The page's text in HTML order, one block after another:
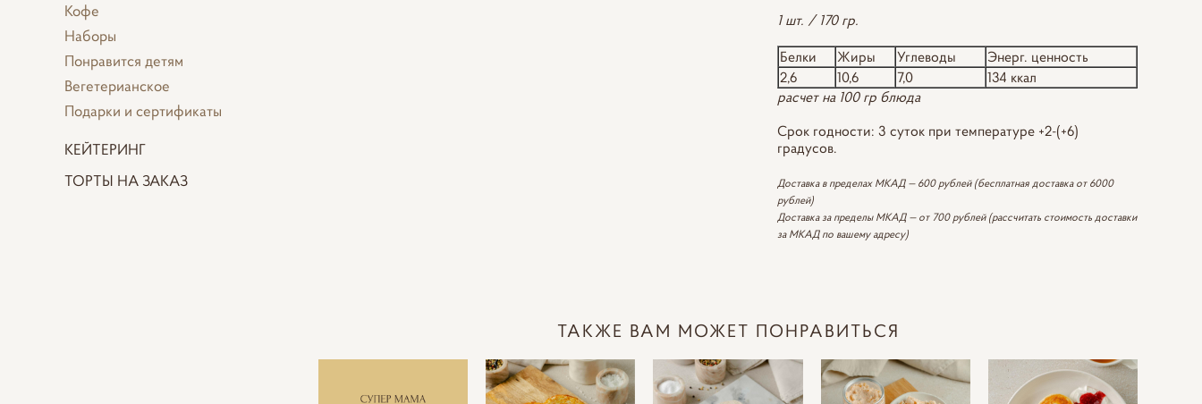
Кофе
Наборы
Понравится детям
Вегетерианское
Подарки и сертификаты
КЕЙТЕРИНГ
ТОРТЫ НА ЗАКАЗ
1 шт. / 170 гр.
Белки Жиры Углеводы
Энерг. ценность
2,6
10,6 7,0
134 ккал
расчет на 100 гр блюда
Срок годности: 3 суток при температуре +2-(+6)
градусов.
Доставка в пределах МКАД — 600 рублей (бесплатная доставка от 6000
рублей)
Доставка за пределы МКАД — от 700 рублей (рассчитать стоимость доставки
за МКАД по вашему адресу)
ТАКЖЕ ВАМ МОЖЕТ ПОНРАВИТЬСЯ